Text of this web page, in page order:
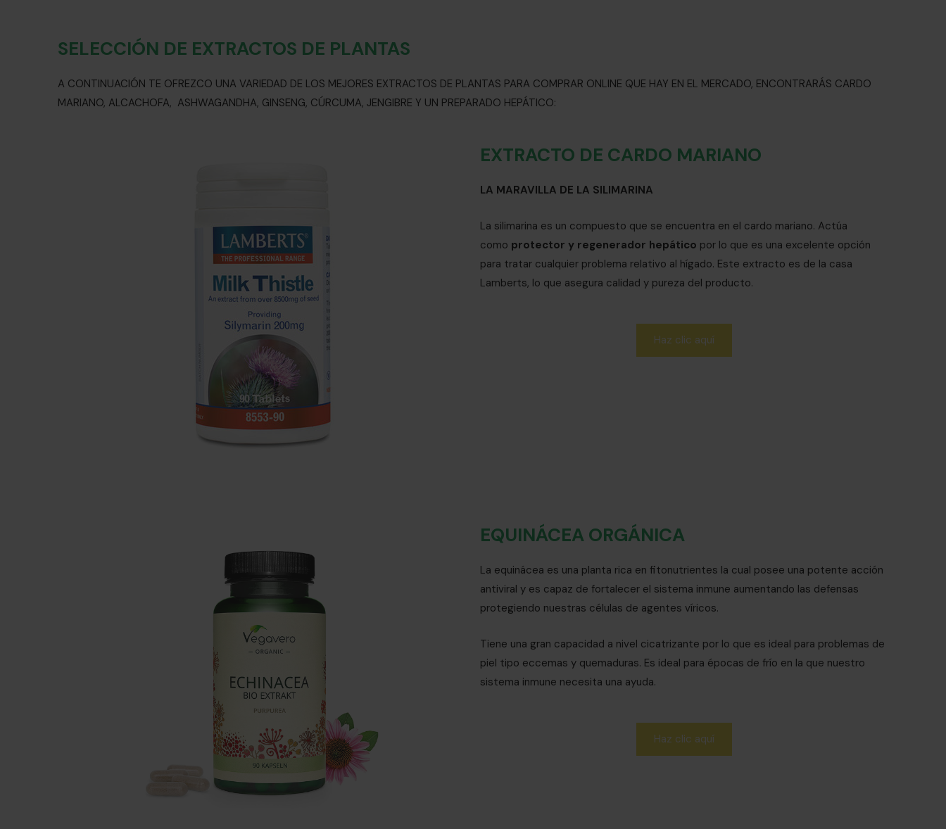
SELECCIÓN DE EXTRACTOS DE PLANTAS
A CONTINUACIÓN TE OFREZCO UNA VARIEDAD DE LOS MEJORES EXTRACTOS DE PLANTAS PARA COMPRAR ONLINE QUE HAY EN EL MERCADO, ENCONTRARÁS CARDO
MARIANO, ALCACHOFA, ASHWAGANDHA, GINSENG, CÚRCUMA, JENGIBRE Y UN PREPARADO HEPÁTICO:
EXTRACTO DE CARDO MARIANO
LA MARAVILLA DE LA SILIMARINA
La silimarina es un compuesto que se encuentra en el cardo mariano. Actúa
como protector y regenerador hepático por lo que es una excelente opción
para tratar cualquier problema relativo al hígado. Este extracto es de la casa
Lamberts, lo que asegura calidad y pureza del producto.
Haz clic aquí
EQUINÁCEA ORGÁNICA
La equinácea es una planta rica en fitonutrientes la cual posee una potente acción
antiviral y es capaz de fortalecer el sistema inmune aumentando las defensas
protegiendo nuestras células de agentes víricos.
Tiene una gran capacidad a nivel cicatrizante por lo que es ideal para problemas de
piel tipo eccemas y quemaduras. Es ideal para épocas de frío en la que nuestro
sistema inmune necesita una ayuda.
Haz clic aquí